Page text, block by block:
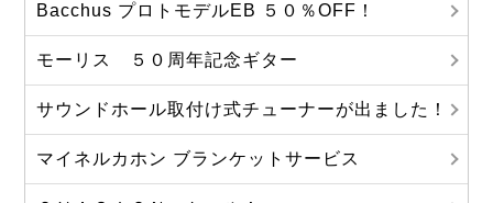
Bacchus プロトモデルEB ５０％OFF！
モーリス ５０周年記念ギター
サウンドホール取付け式チューナーが出ました！
マイネルカホン ブランケットサービス